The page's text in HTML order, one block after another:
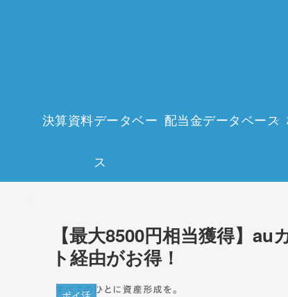
決算資料データベー
ス
配当金データベース
【最大8500円相当獲得】
ト経由がお得！